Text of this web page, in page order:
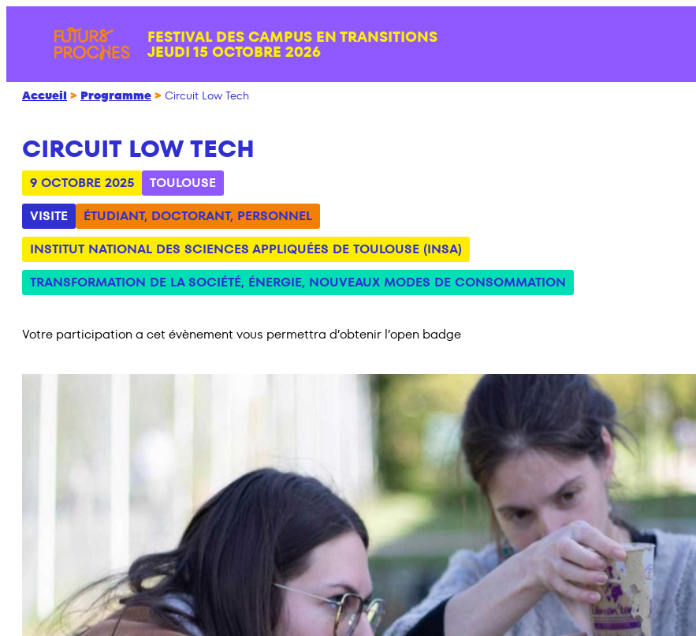
FESTIVAL DES CAMPUS EN TRANSITIONS
JEUDI 15 OCTOBRE 2026
Accueil > Programme > Circuit Low Tech
CIRCUIT LOW TECH
9 OCTOBRE 2025
TOULOUSE
VISITE
ÉTUDIANT, DOCTORANT, PERSONNEL
INSTITUT NATIONAL DES SCIENCES APPLIQUÉES DE TOULOUSE (INSA)
TRANSFORMATION DE LA SOCIÉTÉ, ÉNERGIE, NOUVEAUX MODES DE CONSOMMATION
Votre participation a cet évènement vous permettra d’obtenir l’open badge